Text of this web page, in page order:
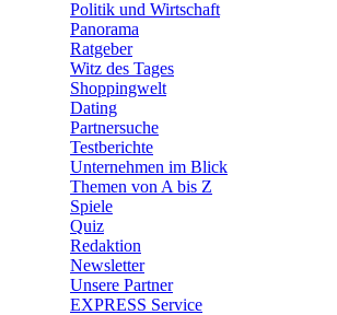
Politik und Wirtschaft
Panorama
Ratgeber
Witz des Tages
Shoppingwelt
Dating
Partnersuche
Testberichte
Unternehmen im Blick
Themen von A bis Z
Spiele
Quiz
Redaktion
Newsletter
Unsere Partner
EXPRESS Service